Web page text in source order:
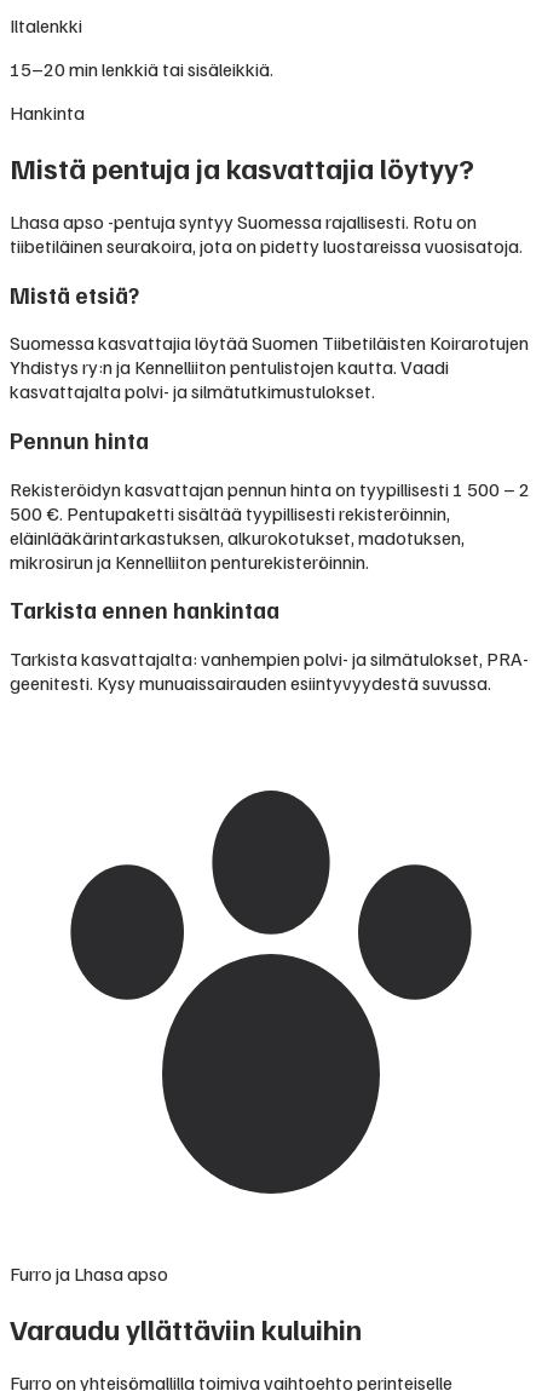
Iltalenkki
15–20 min lenkkiä tai sisäleikkiä.
Hankinta
Mistä pentuja ja kasvattajia löytyy?
Lhasa apso -pentuja syntyy Suomessa rajallisesti. Rotu on
tiibetiläinen seurakoira, jota on pidetty luostareissa vuosisatoja.
Mistä etsiä?
Suomessa kasvattajia löytää Suomen Tiibetiläisten Koirarotujen
Yhdistys ry:n ja Kennelliiton pentulistojen kautta. Vaadi
kasvattajalta polvi- ja silmätutkimustulokset.
Pennun hinta
Rekisteröidyn kasvattajan pennun hinta on tyypillisesti 1 500 – 2
500 €. Pentupaketti sisältää tyypillisesti rekisteröinnin,
eläinlääkärintarkastuksen, alkurokotukset, madotuksen,
mikrosirun ja Kennelliiton penturekisteröinnin.
Tarkista ennen hankintaa
Tarkista kasvattajalta: vanhempien polvi- ja silmätulokset, PRA-
geenitesti. Kysy munuaissairauden esiintyvyydestä suvussa.
Furro ja Lhasa apso
Varaudu yllättäviin kuluihin
Furro on yhteisömallilla toimiva vaihtoehto perinteiselle